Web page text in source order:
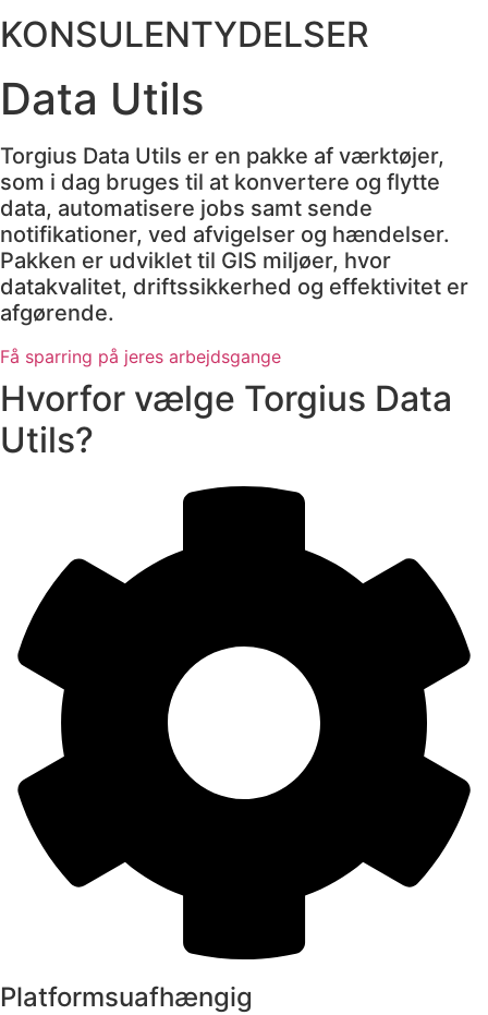
KONSULENTYDELSER
Data Utils
Torgius Data Utils er en pakke af værktøjer,
som i dag bruges til at konvertere og flytte
data, automatisere jobs samt sende
notifikationer, ved afvigelser og hændelser.
Pakken er udviklet til GIS miljøer, hvor
datakvalitet, driftssikkerhed og effektivitet er
afgørende.
Få sparring på jeres arbejdsgange
Hvorfor vælge Torgius Data
Utils?
Platformsuafhængig